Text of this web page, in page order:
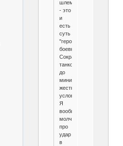
шлемам
- это
и
есть
суть
"геройской"
боевки.
Сократить
танков
до
минимума
жесткими
условиями.
Я
вообще
молчу
про
удар
в